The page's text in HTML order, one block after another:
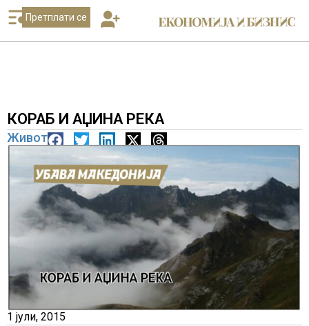
Претплати се
КОРАБ И АЏИНА РЕКА
Живот
1 јули, 2015